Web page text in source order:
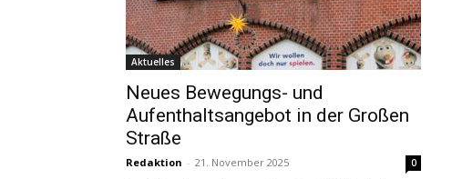
Aktuelles
Neues Bewegungs- und
Aufenthaltsangebot in der Großen
Straße
Redaktion - 21. November 2025 0